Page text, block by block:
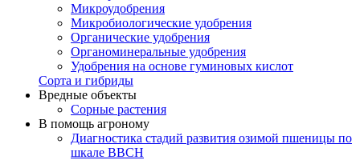
Микроудобрения
Микробиологические удобрения
Органические удобрения
Органоминеральные удобрения
Удобрения на основе гуминовых кислот
Сорта и гибриды
Вредные объекты
Сорные растения
В помощь агроному
Диагностика стадий развития озимой пшеницы по
шкале ВВСН